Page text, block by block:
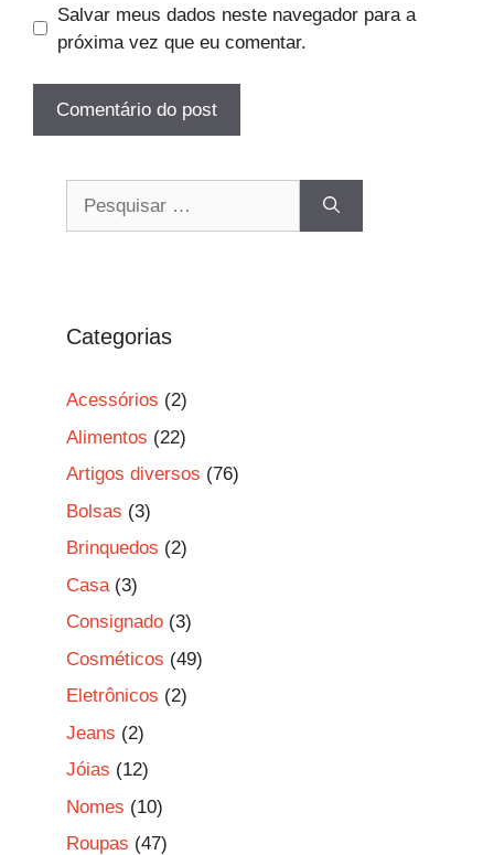
Salvar meus dados neste navegador para a
próxima vez que eu comentar.
Categorias
Acessórios (2)
Alimentos (22)
Artigos diversos (76)
Bolsas (3)
Brinquedos (2)
Casa (3)
Consignado (3)
Cosméticos (49)
Eletrônicos (2)
Jeans (2)
Jóias (12)
Nomes (10)
Roupas (47)